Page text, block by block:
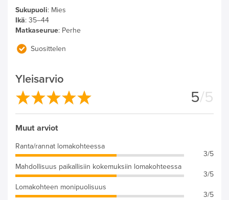
Sukupuoli: Mies
Ikä: 35–44
Matkaseurue: Perhe
Suosittelen
Yleisarvio
5/5
Muut arviot
Ranta/rannat lomakohteessa
3/5
Mahdollisuus paikallisiin kokemuksiin lomakohteessa
3/5
Lomakohteen monipuolisuus
3/5